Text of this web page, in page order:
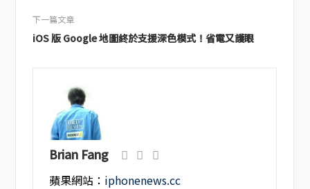
下一篇文章
iOS 版 Google 地圖終於支援深色模式！省電又護眼
Brian Fang
蘋果網站： iphonenews.cc